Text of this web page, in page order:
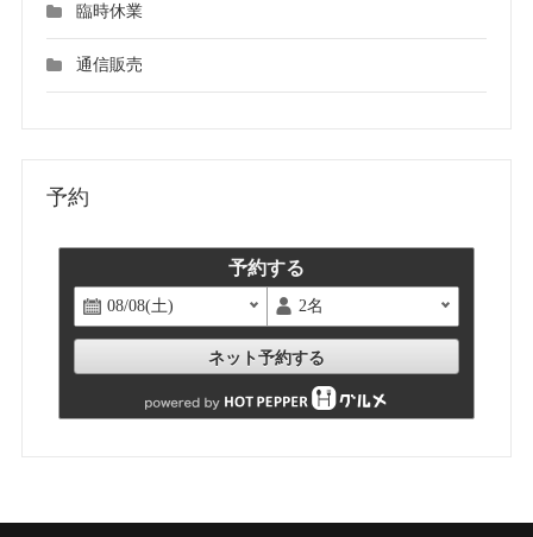
臨時休業
通信販売
予約
予約する
ネット予約する